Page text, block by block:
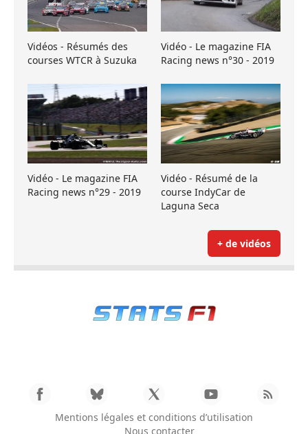
Vidéos - Résumés des
courses WTCR à Suzuka
Vidéo - Le magazine FIA
Racing news n°30 - 2019
Vidéo - Le magazine FIA
Racing news n°29 - 2019
Vidéo - Résumé de la
course IndyCar de
Laguna Seca
+ de vidéos
Mentions légales et conditions d’utilisation
Nous contacter